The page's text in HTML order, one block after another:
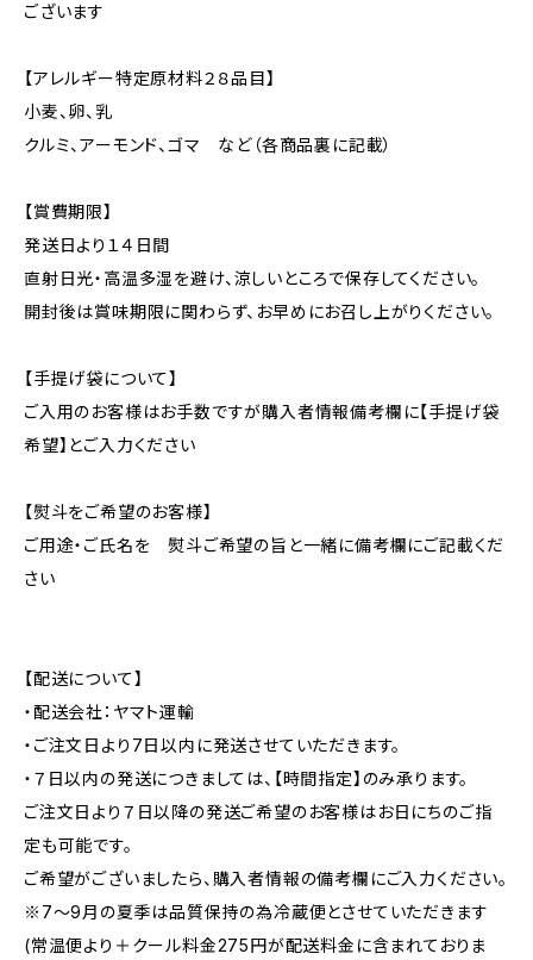
ございます
【アレルギー特定原材料２８品目】
小麦、卵、乳
クルミ、アーモンド、ゴマ など（各商品裏に記載）
【賞費期限】
発送日より１４日間
直射日光・高温多湿を避け、涼しいところで保存してください。
開封後は賞味期限に関わらず、お早めにお召し上がりください。
【手提げ袋について】
ご入用のお客様はお手数ですが購入者情報備考欄に【手提げ袋
希望】とご入力ください
【熨斗をご希望のお客様】
ご用途・ご氏名を 熨斗ご希望の旨と一緒に備考欄にご記載くだ
さい
【配送について】
・配送会社：ヤマト運輸
・ご注文日より7日以内に発送させていただきます。
・７日以内の発送につきましては、【時間指定】のみ承ります。
ご注文日より７日以降の発送ご希望のお客様はお日にちのご指
定も可能です。
ご希望がございましたら、購入者情報の備考欄にご入力ください。
※7～9月の夏季は品質保持の為冷蔵便とさせていただきます
(常温便より＋クール料金275円が配送料金に含まれておりま